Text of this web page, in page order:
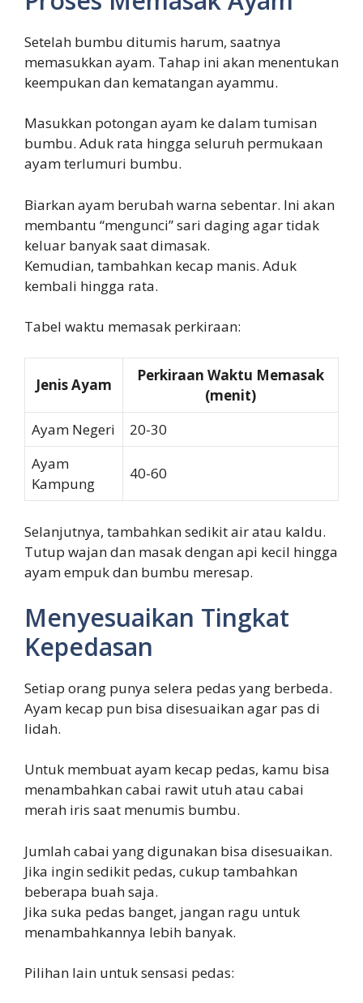
Setelah bumbu ditumis harum, saatnya
memasukkan ayam. Tahap ini akan menentukan
keempukan dan kematangan ayammu.
Masukkan potongan ayam ke dalam tumisan
bumbu. Aduk rata hingga seluruh permukaan
ayam terlumuri bumbu.
Biarkan ayam berubah warna sebentar. Ini akan
membantu “mengunci” sari daging agar tidak
keluar banyak saat dimasak.
Kemudian, tambahkan kecap manis. Aduk
kembali hingga rata.
Tabel waktu memasak perkiraan:
Jenis Ayam
Perkiraan Waktu Memasak
(menit)
Ayam Negeri
20-30
Ayam
Kampung
40-60
Selanjutnya, tambahkan sedikit air atau kaldu.
Tutup wajan dan masak dengan api kecil hingga
ayam empuk dan bumbu meresap.
Menyesuaikan Tingkat
Kepedasan
Setiap orang punya selera pedas yang berbeda.
Ayam kecap pun bisa disesuaikan agar pas di
lidah.
Untuk membuat ayam kecap pedas, kamu bisa
menambahkan cabai rawit utuh atau cabai
merah iris saat menumis bumbu.
Jumlah cabai yang digunakan bisa disesuaikan.
Jika ingin sedikit pedas, cukup tambahkan
beberapa buah saja.
Jika suka pedas banget, jangan ragu untuk
menambahkannya lebih banyak.
Pilihan lain untuk sensasi pedas: